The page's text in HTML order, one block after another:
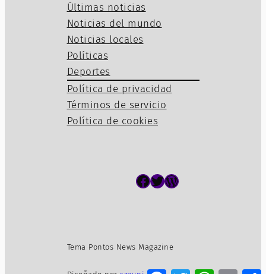
Últimas noticias
Noticias del mundo
Noticias locales
Políticas
Deportes
Política de privacidad
Términos de servicio
Política de cookies
Facebook Twitter WordPress
Tema Pontos News Magazine